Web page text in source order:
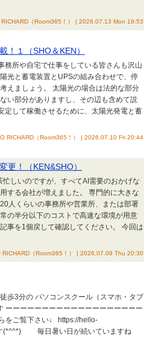
RICHARD（Room365！） | 2026.07.13 Mon 19:53
！１（SHO＆KEN）
所や自宅で仕事をしている皆さんも沢山
光と蓄電装置とUPSの組み合わせで、停
えましょう。 太陽光の場合は法的な部分
い部分がありますし、その辺も含めて説
して稼働させるために、太陽光発電と蓄
RICHARD（Room365！） | 2026.07.10 Fri 20:44
更！（KEN&SHO）
しいのですが、すべてAI需要のおかげな
する会社が増えました。 専門的に大きな
人くらいの事務所や営業所、または部署
の半分以下のコストで高速な環境が用意
事を1個戻して確認してください。 今回は
RICHARD（Room365！） | 2026.07.09 Thu 20:30
歩3分の パソコンスクール（スマホ・タブ
ーーーーーーーーーーーーーーーーーーー
をご覧下さい↓ https://hello-
(*^^*) 毎日暑い日が続いていますね